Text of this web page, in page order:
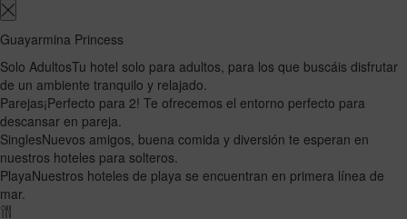
Guayarmina Princess
Solo AdultosTu hotel solo para adultos, para los que buscáis disfrutar
de un ambiente tranquilo y relajado.
Parejas¡Perfecto para 2! Te ofrecemos el entorno perfecto para
descansar en pareja.
SinglesNuevos amigos, buena comida y diversión te esperan en
nuestros hoteles para solteros.
PlayaNuestros hoteles de playa se encuentran en primera línea de
mar.